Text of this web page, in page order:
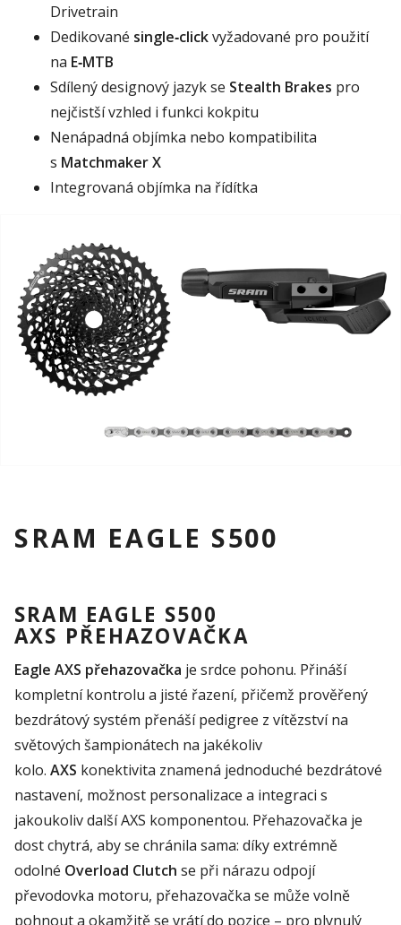
Drivetrain
Dedikované single‑clickvyžadované pro použití
na E‑MTB
Sdílený designový jazyk se Stealth Brakes pro
nejčistší vzhled i funkci kokpitu
Nenápadná objímka nebo kompatibilita
s Matchmaker X
Integrovaná objímka na řídítka
SRAM EAGLE S500
SRAM EAGLE S500
AXS PŘEHAZOVAČKA
Eagle AXS přehazovačka je srdce pohonu. Přináší
kompletní kontrolu a jisté řazení, přičemž prověřený
bezdrátový systém přenáší pedigree z vítězství na
světových šampionátech na jakékoliv
kolo. AXS konektivita znamená jednoduché bezdrátové
nastavení, možnost personalizace a integraci s
jakoukoliv další AXS komponentou. Přehazovačka je
dost chytrá, aby se chránila sama: díky extrémně
odolné Overload Clutch se při nárazu odpojí
převodovka motoru, přehazovačka se může volně
pohnout a okamžitě se vrátí do pozice – pro plynulý